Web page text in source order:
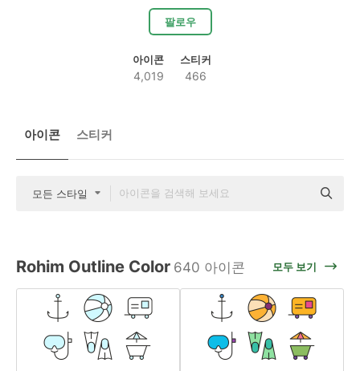
팔로우
아이콘
4,019
스티커
466
아이콘 스티커
모든 스타일
Rohim Outline Color 640 아이콘 모두 보기